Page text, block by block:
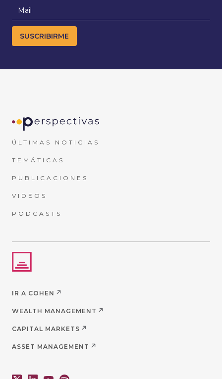
ÚLTIMAS NOTICIAS
TEMÁTICAS
PUBLICACIONES
VIDEOS
PODCASTS
IR A COHEN
WEALTH MANAGEMENT
CAPITAL MARKETS
ASSET MANAGEMENT